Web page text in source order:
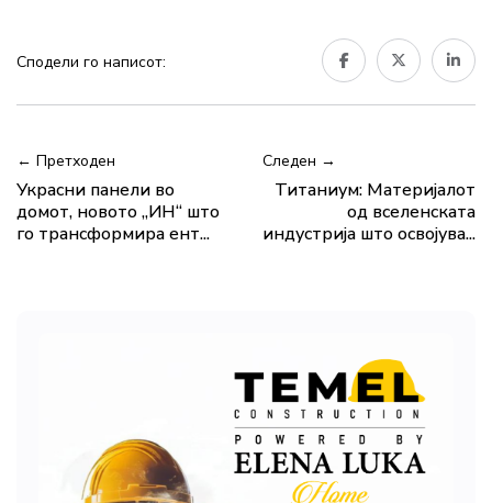
Сподели го написот:
← Претходен
Украсни панели во
домот, новото „ИН“ што
го трансформира ент...
Следен →
Титаниум: Материјалот
од вселенската
индустрија што освојува...